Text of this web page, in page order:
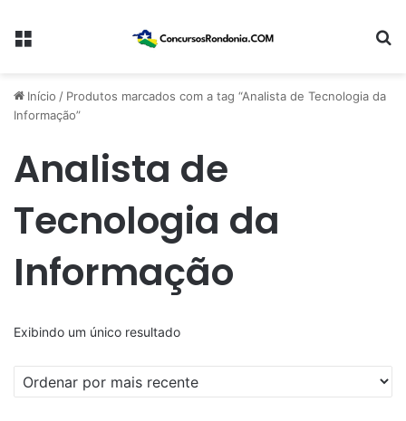
Menu
Início / Produtos marcados com a tag “Analista de Tecnologia da
Informação”
Analista de
Tecnologia da
Informação
Exibindo um único resultado